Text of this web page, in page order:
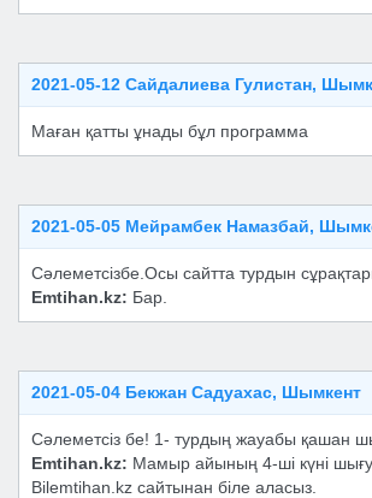
2021-05-12 Сайдалиева Гулистан,
Маған қатты ұнады бұл программа
2021-05-05 Мейрамбек Намазбай,
Сәлеметсізбе.Осы сайтта турдын
Emtihan.kz: Бар.
2021-05-04 Бекжан Садуахас, Шымкент
Сәлеметсіз бе! 1- турдың жауабы қашан
Emtihan.kz: Мамыр айының 4-ші күні шығу
Bilemtihan.kz сайтынан біле аласыз.